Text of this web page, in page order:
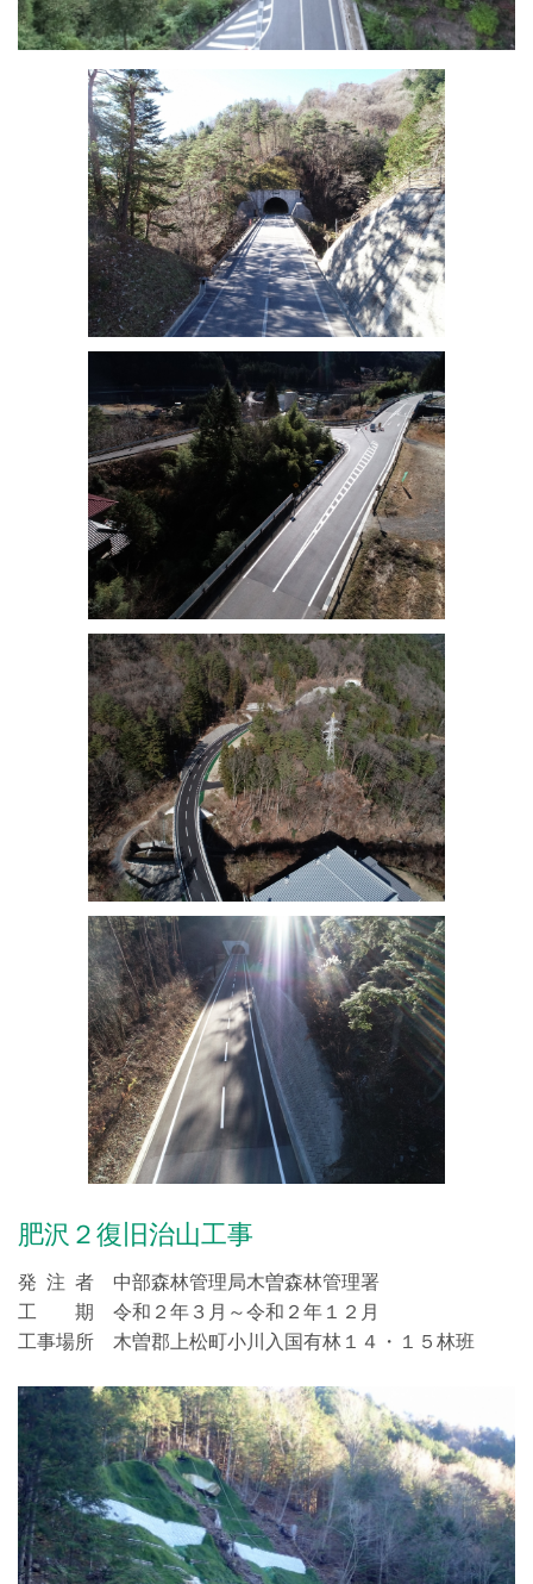
肥沢２復旧治山工事
発 注 者 中部森林管理局木曽森林管理署
工 期 令和２年３月～令和２年１２月
工事場所 木曽郡上松町小川入国有林１４・１５林班